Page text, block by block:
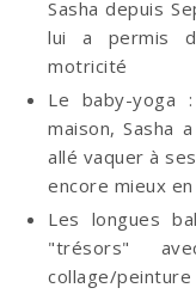
Sasha depuis
lui a permis
motricité
Le baby-
maison, Sasha
allé vaquer à
encore mieux
Les longues
"trésors"
collage/